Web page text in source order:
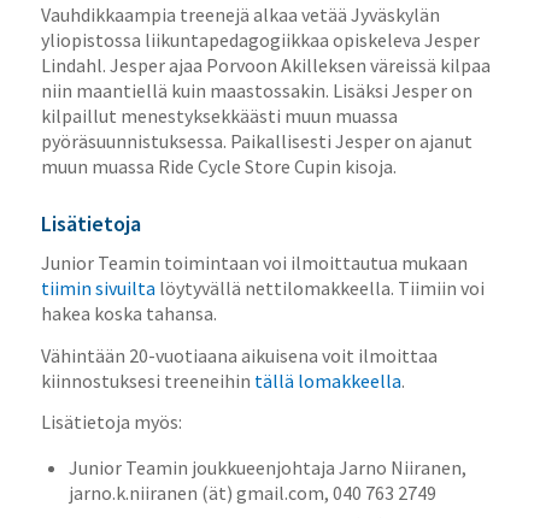
Vauhdikkaampia treenejä alkaa vetää Jyväskylän
yliopistossa liikuntapedagogiikkaa opiskeleva Jesper
Lindahl. Jesper ajaa Porvoon Akilleksen väreissä kilpaa
niin maantiellä kuin maastossakin. Lisäksi Jesper on
kilpaillut menestyksekkäästi muun muassa
pyöräsuunnistuksessa. Paikallisesti Jesper on ajanut
muun muassa Ride Cycle Store Cupin kisoja.
Lisätietoja
Junior Teamin toimintaan voi ilmoittautua mukaan
tiimin sivuilta löytyvällä nettilomakkeella. Tiimiin voi
hakea koska tahansa.
Vähintään 20-vuotiaana aikuisena voit ilmoittaa
kiinnostuksesi treeneihin tällä lomakkeella.
Lisätietoja myös:
Junior Teamin joukkueenjohtaja Jarno Niiranen,
jarno.k.niiranen (ät) gmail.com, 040 763 2749